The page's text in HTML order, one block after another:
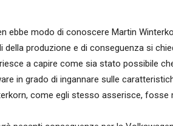
ebbe modo di conoscere Martin
produzione e di conseguenza si
a capire come sia stato possibile
in grado di ingannare sulle
come egli stesso asserisce,